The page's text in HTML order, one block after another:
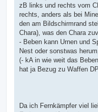
zB links und rechts vom
rechts, anders als bei
den am Bildschirmrand
Chara), was den Chara
- Beben kann Urnen und
Nest oder sonstwas
(- kA in wie weit das
hat ja Bezug zu Waffen
Da ich Fernkämpfer viel